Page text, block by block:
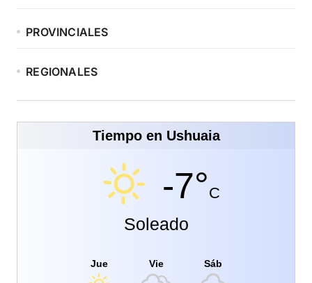
PROVINCIALES
REGIONALES
Tiempo en Ushuaia
-7°C
Soleado
Jue Vie Sáb